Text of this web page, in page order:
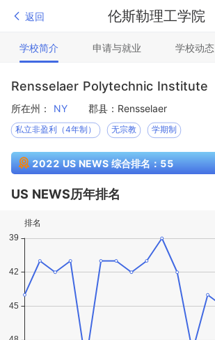
返回 伦斯勒理工学院
学校简介 申请与就业 学校动态
Rensselaer Polytechnic Institute
所在州： NY 郡县：Rensselaer
私立非盈利（4年制） 无宗教 学期制
2022 US NEWS 综合排名：55
US NEWS历年排名